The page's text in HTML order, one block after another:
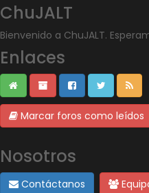
ChuJALT
Bienvenido a ChuJALT.
Enlaces
Marcar foros como leídos
Nosotros
Contáctanos